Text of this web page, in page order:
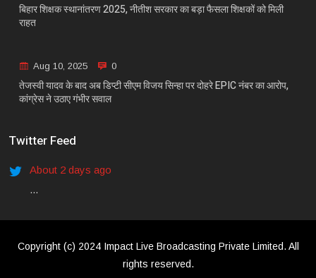
बिहार शिक्षक स्थानांतरण 2025, नीतीश सरकार का बड़ा फैसला शिक्षकों को मिली
राहत
Aug 10, 2025 0
तेजस्वी यादव के बाद अब डिप्टी सीएम विजय सिन्हा पर दोहरे EPIC नंबर का आरोप,
कांग्रेस ने उठाए गंभीर सवाल
Twitter Feed
About 2 days ago
...
Copyright (c) 2024 Impact Live Broadcasting Private Limited. All
rights reserved.